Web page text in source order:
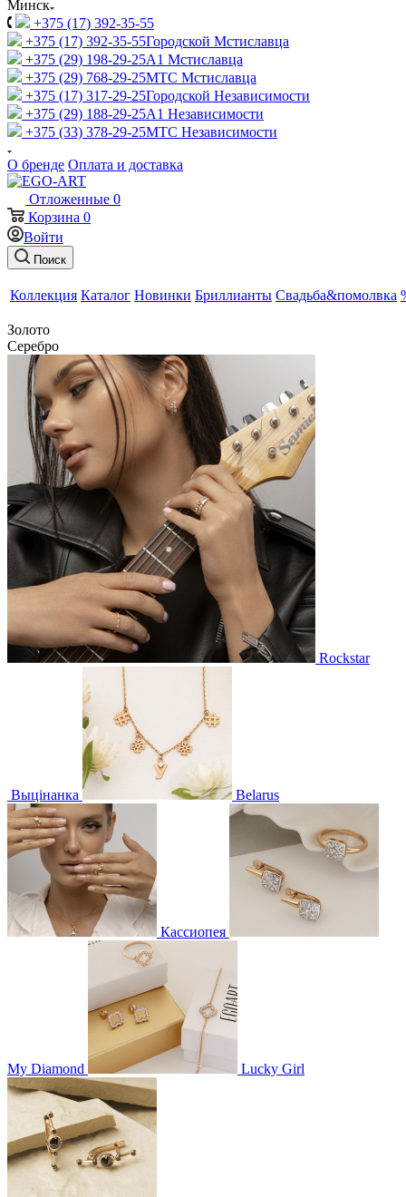
Минск
+375 (17) 392-35-55
+375 (17) 392-35-55Городской Мстиславца
+375 (29) 198-29-25A1 Мстиславца
+375 (29) 768-29-25МТС Мстиславца
+375 (17) 317-29-25Городской Независимости
+375 (29) 188-29-25A1 Независимости
+375 (33) 378-29-25МТС Независимости
О бренде Оплата и доставка
Отложенные 0
Корзина 0
Войти
Поиск
Коллекция Каталог Новинки Бриллианты Свадьба&помолвка
Золото
Серебро
Rockstar
Выцінанка Belarus
Кассиопея
My Diamond Lucky Girl